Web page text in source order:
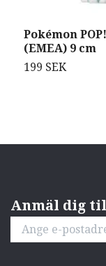
Pokémon
(EMEA) 9 cm
199 SEK
Anmäl dig